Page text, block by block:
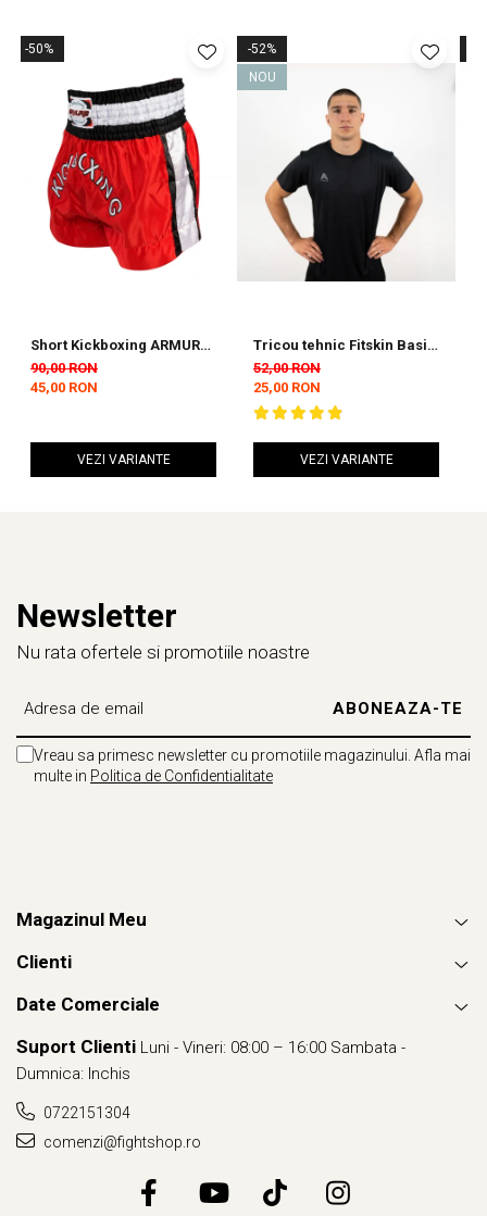
-50%
Short Kickboxing ARMURA
Diamond Rosu
90,00 RON
45,00 RON
VEZI VARIANTE
-52%
NOU
Tricou tehnic Fitskin Basic
Barbati - Black
52,00 RON
25,00 RON
VEZI VARIANTE
Newsletter
Nu rata ofertele si promotiile noastre
Vreau sa primesc newsletter cu promotiile magazinului. Afla mai
multe in Politica de Confidentialitate
Magazinul Meu
Clienti
Date Comerciale
Suport Clienti Luni - Vineri: 08:00 – 16:00 Sambata -
Dumnica: Inchis
0722151304
comenzi@fightshop.ro